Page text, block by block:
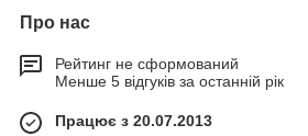
Про нас
Рейтинг не сформований
Менше 5 відгуків за останній рік
Працює з 20.07.2013